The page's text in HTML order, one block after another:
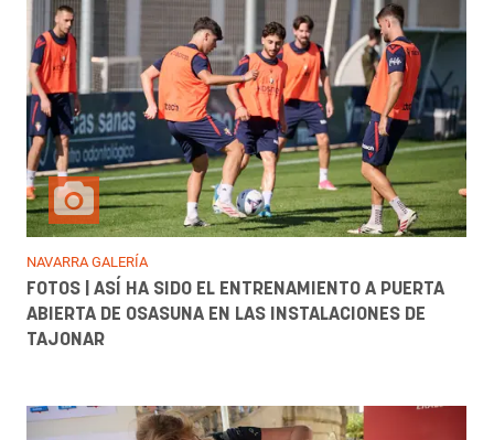
NAVARRA GALERÍA
FOTOS | ASÍ HA SIDO EL ENTRENAMIENTO A PUERTA
ABIERTA DE OSASUNA EN LAS INSTALACIONES DE
TAJONAR